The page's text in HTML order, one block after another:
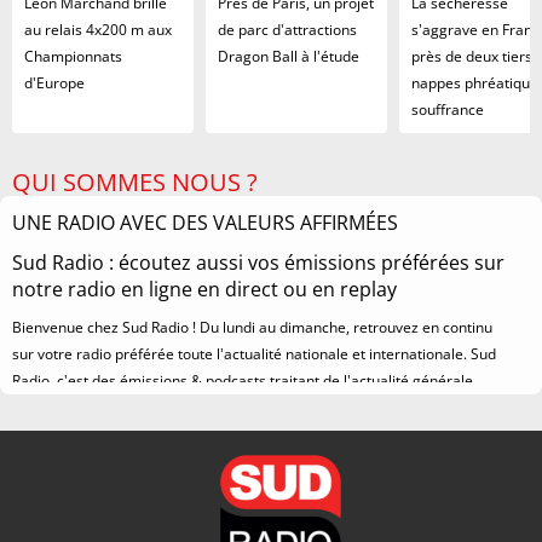
au relais 4x200 m aux
Championnats
d'Europe
de parc d'attractions
Dragon Ball à l'étude
s'aggrave en
près de deux tiers
nappes
souffrance
QUI SOMMES NOUS ?
UNE RADIO AVEC DES VALEURS AFFIRMÉES
Sud Radio : écoutez aussi vos émissions préférées sur
notre radio en ligne en direct ou en replay
Bienvenue chez Sud Radio ! Du lundi au dimanche, retrouvez en continu
sur votre radio préférée toute l'actualité nationale et internationale. Sud
Radio, c'est des émissions & podcasts traitant de l'actualité générale
autos, culturels, juridiques et sociétaux. Écoutez vos émissions radio en
direct ou au moment que vous souhaitez grâce à la section replay
accessible gratuitement. Sud Radio est disponible sur vos radios FM et
de votre choix.